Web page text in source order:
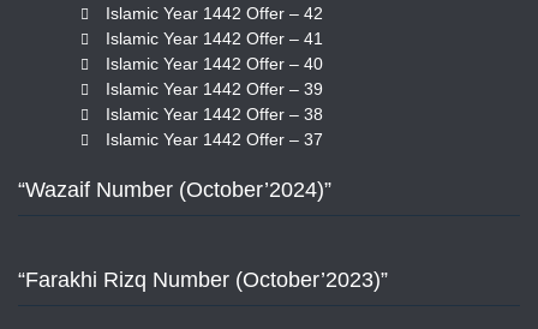
Islamic Year 1442 Offer – 42
Islamic Year 1442 Offer – 41
Islamic Year 1442 Offer – 40
Islamic Year 1442 Offer – 39
Islamic Year 1442 Offer – 38
Islamic Year 1442 Offer – 37
“Wazaif Number (October’2024)”
“Farakhi Rizq Number (October’2023)”